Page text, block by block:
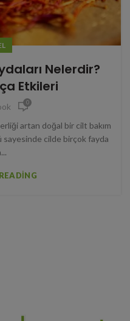
Nelerdir?
Etkileri
0
artan doğal bir cilt bakım
cilde birçok fayda